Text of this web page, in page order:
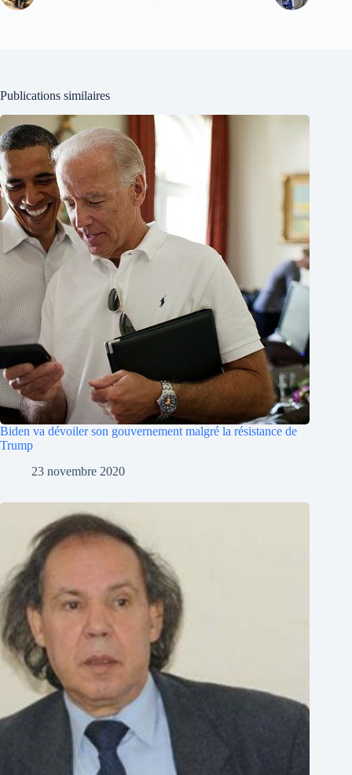
Publications similaires
Biden va dévoiler son gouvernement malgré la résistance de
Trump
23 novembre 2020